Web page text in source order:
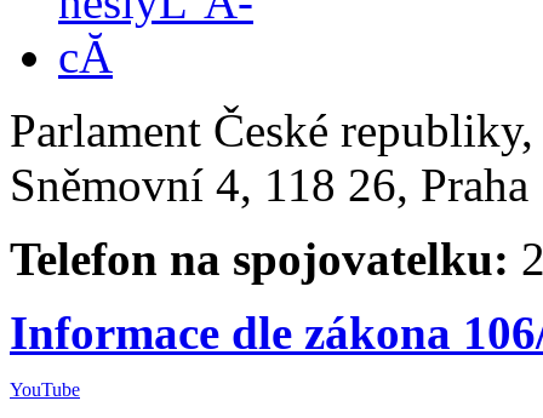
Parlament České
Sněmovní 4, 118 26,
Telefon na spojovatelku:
Informace dle zákona
YouTube